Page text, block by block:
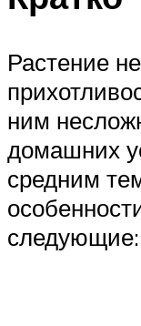
Растение
ним
домашних
средним
следующие: